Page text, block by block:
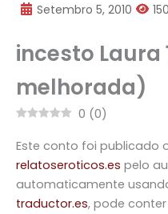
Setembro 5, 2010
incesto Laura
melhorada)
0 (0)
Este conto foi publicado
relatoseroticos.es pelo
automaticamente
traductor.es, pode